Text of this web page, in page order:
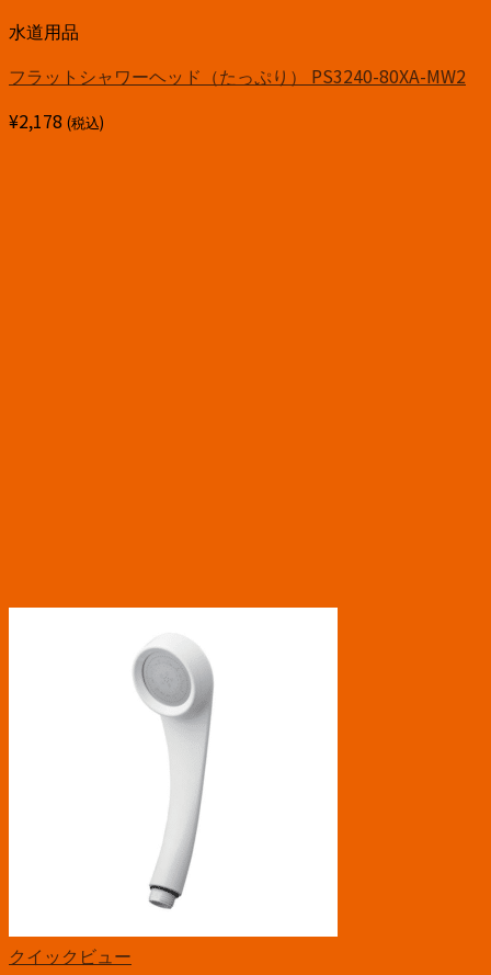
水道用品
フラットシャワーヘッド（たっぷり） PS3240-80XA-MW2
¥2,178 (税込)
クイックビュー